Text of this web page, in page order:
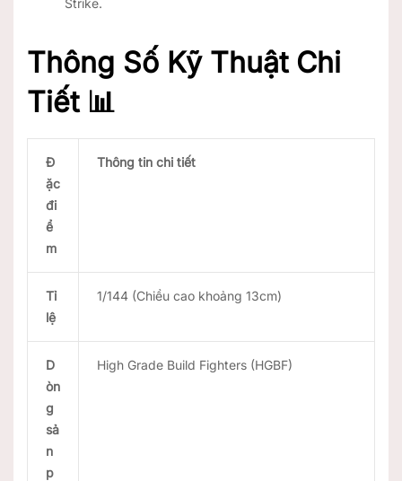
Strike.
Thông Số Kỹ Thuật Chi
Tiết 📊
Đ
ặc
đi
ể
m
Thông tin chi tiết
Tỉ
lệ
1/144 (Chiều cao khoảng 13cm)
D
òn
g
sả
n
p
High Grade Build Fighters (HGBF)